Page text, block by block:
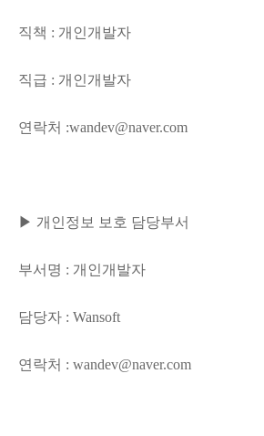
직책 : 개인개발자
직급 : 개인개발자
연락처 :wandev@naver.com
▶ 개인정보 보호 담당부서
부서명 : 개인개발자
담당자 : Wansoft
연락처 : wandev@naver.com